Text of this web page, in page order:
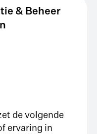
& Beheer
de volgende
ervaring in